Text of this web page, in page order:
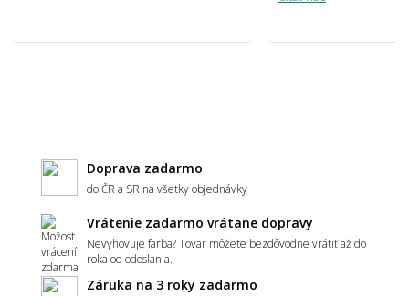
Doprava zadarmo
do ČR a SR na všetky objednávky
Vrátenie zadarmo vrátane dopravy
Nevyhovuje farba? Tovar môžete bezdôvodne vrátiť až do
roka od odoslania.
Záruka na 3 roky zadarmo